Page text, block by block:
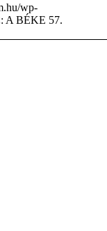
wp-
A BÉKE 57.